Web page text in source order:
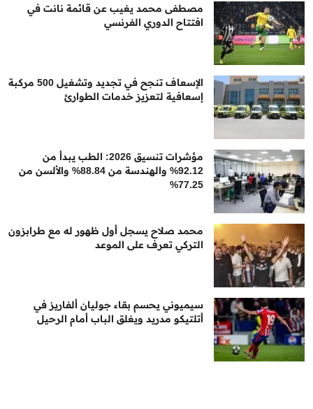
مصطفى محمد يغيب عن قائمة نانت في
افتتاح الدوري الفرنسي
الإسعاف تنجح في تجديد وتشغيل 500 مركبة
إسعافية لتعزيز خدمات الطوارئ
مؤشرات تنسيق 2026: الطب يبدأ من
92.12% والهندسة من 88.84% والألسن من
77.25%
محمد صلاح يسجل أول ظهور له مع طرابزون
التركي تعرف على الموعد
سيميوني يحسم بقاء جوليان ألفاريز في
أتلتيكو مدريد ويغلق الباب أمام الرحيل